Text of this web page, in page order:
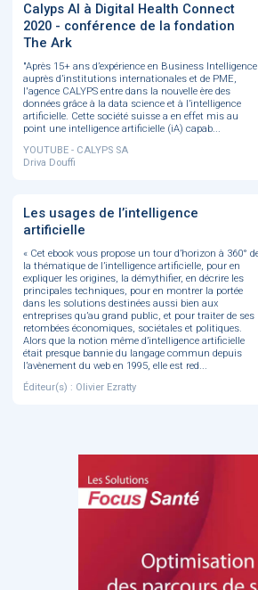
Calyps AI à Digital Health Connect
2020 - conférence de la fondation
The Ark
"Après 15+ ans d’expérience en Business Intelligence
auprès d’institutions internationales et de PME,
l'agence CALYPS entre dans la nouvelle ère des
données grâce à la data science et à l’intelligence
artificielle. Cette société suisse a en effet mis au
point une intelligence artificielle (iA) capab...
YOUTUBE - CALYPS SA
Driva Douffi
Les usages de l’intelligence
artificielle
« Cet ebook vous propose un tour d’horizon à 360°
la thématique de l’intelligence artificielle, pour en
expliquer les origines, la démythifier, en décrire les
principales techniques, pour en montrer la portée
dans les solutions destinées aussi bien aux
entreprises qu’au grand public, et pour traiter de ses
retombées économiques, sociétales et politiques.
Alors que la notion même d’intelligence artificielle
était presque bannie du langage commun depuis
l’avènement du web en 1995, elle est red...
Éditeur(s) : Olivier Ezratty